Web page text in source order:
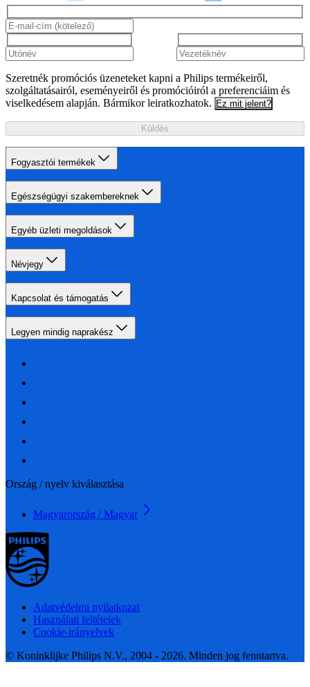
Szeretnék promóciós üzeneteket kapni a Philips termékeiről,
szolgáltatásairól, eseményeiről és promócióiról a preferenciáim és
viselkedésem alapján. Bármikor leiratkozhatok. Ez mit jelent?
Küldés
Fogyasztói termékek
Egészségügyi szakembereknek
Egyéb üzleti megoldások
Névjegy
Kapcsolat és támogatás
Legyen mindig naprakész
Ország / nyelv kiválasztása
Magyarország / Magyar
Adatvédelmi nyilatkozat
Használati feltételek
Cookie-irányelvek
© Koninklijke Philips N.V., 2004 - 2026. Minden jog fenntartva.